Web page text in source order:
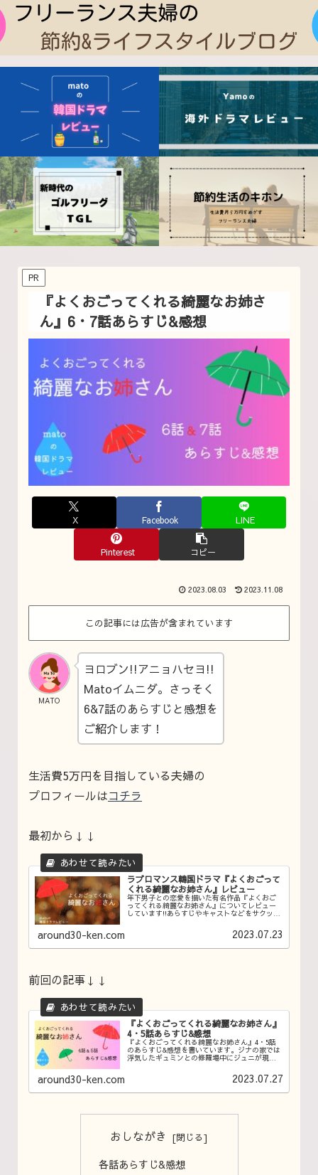
PR
『よくおごってくれる綺麗なお姉さ
ん』6・7話あらすじ&感想
X Facebook LINE
Pinterest コピー
2023.08.03 2023.11.08
この記事には広告が含まれています
MATO
ヨロブン!!アニョハセヨ!!
Matoイムニダ。さっそく
6&7話のあらすじと感想を
ご紹介します！
生活費5万円を目指している夫婦の
プロフィールはコチラ
最初から↓↓
ラブロマンス韓国ドラマ『よくおごって
くれる綺麗なお姉さん』レビュー
年下男子との恋愛を描いた有名作品『よくおご
ってくれる綺麗なお姉さん』についてレビュー
しています!!あらすじやキャストなどをサクッと
方、韓国ドラマ初心者の方はこの記事を読ん
で、ぜひ参考にしてみてください。
around30-ken.com 2023.07.23
前回の記事↓↓
『よくおごってくれる綺麗なお姉さん』
4・5話あらすじ&感想
『よくおごってくれる綺麗なお姉さん』4・5話
のあらすじ&感想を書いています。ジナの家では
浮気したギュミンとの修羅場中にジュニが現れ
around30-ken.com 2023.07.27
おしながき
各話あらすじ&感想